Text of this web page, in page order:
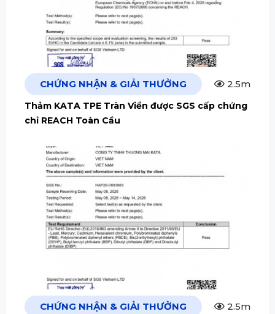
CHỨNG NHẬN & GIẢI THƯỞNG 2.5m
Thảm KATA TPE Tràn Viền được SGS cấp chứng
chỉ REACH Toàn Cầu
CHỨNG NHẬN & GIẢI THƯỞNG 2.5m